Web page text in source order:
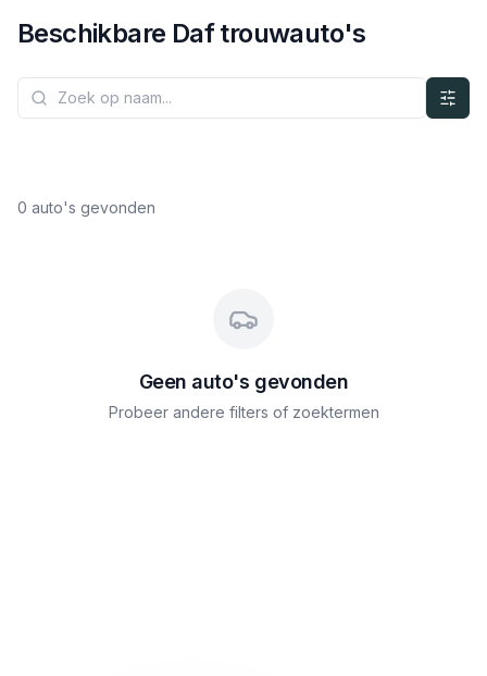
Beschikbare Daftrouwauto's
0 auto's gevonden
Geen auto's gevonden
Probeer andere filters of zoektermen